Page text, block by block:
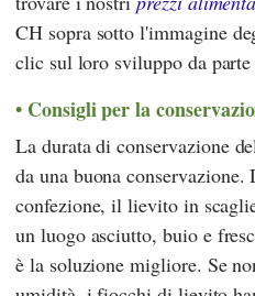
CH sopra sotto l'immagine
clic sul loro sviluppo da
Consigli per la
La durata di conservazione
da una buona
confezione, il lievito in
un luogo asciutto, buio e
è la soluzione migliore. Se